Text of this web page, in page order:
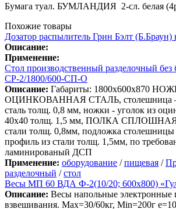
Бумага туал. БУМЛАНДИЯ 2-сл. белая
Похожие товары
Дозатор распылитель Грин Бэлт (Б.Браун)
Описание:
Применение:
Стол производственный разделочный без
СР-2/1800/600-СП-О
Описание: Габариты: 1800х600х870
ОЦИНКОВАННАЯ СТАЛЬ, столешница –
сталь толщ. 0,8 мм, ножки - уголок из
40х40 толщ. 1,5 мм, ПОЛКА СПЛОШНАЯ
стали толщ. 0,8мм, подложка
профиль из стали толщ. 1,5мм, по
ламинированый ДСП
Применение: оборудование /пищевая /
разделочный /стол
Весы МП 60 ВДА Ф-2(10/20; 600х800)
Описание: Весы напольные электронные
взвешивания. Мах=30/60кг, Min=200г